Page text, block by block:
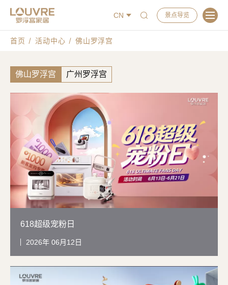
CN 景点导览
首页 活动中心 佛山罗浮宫
佛山罗浮宫 广州罗浮宫
618超级宠粉日
06月12日
2026